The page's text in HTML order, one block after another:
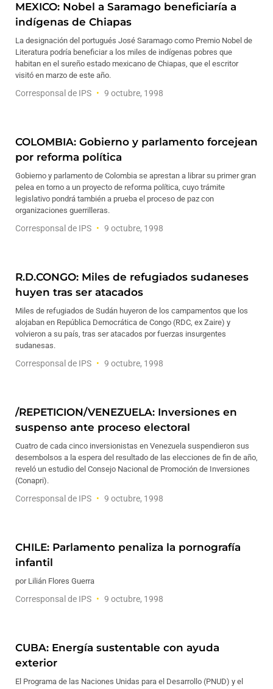
MEXICO: Nobel a Saramago beneficiaría a
indígenas de Chiapas
La designación del portugués José Saramago como Premio Nobel de
Literatura podría beneficiar a los miles de indígenas pobres que
habitan en el sureño estado mexicano de Chiapas, que el escritor
visitó en marzo de este año.
Corresponsal de IPS 9 octubre, 1998
COLOMBIA: Gobierno y parlamento forcejean
por reforma política
Gobierno y parlamento de Colombia se aprestan a librar su primer gran
pelea en torno a un proyecto de reforma política, cuyo trámite
legislativo pondrá también a prueba el proceso de paz con
organizaciones guerrilleras.
Corresponsal de IPS 9 octubre, 1998
R.D.CONGO: Miles de refugiados sudaneses
huyen tras ser atacados
Miles de refugiados de Sudán huyeron de los campamentos que los
alojaban en República Democrática de Congo (RDC, ex Zaire) y
volvieron a su país, tras ser atacados por fuerzas insurgentes
sudanesas.
Corresponsal de IPS 9 octubre, 1998
/REPETICION/VENEZUELA: Inversiones en
suspenso ante proceso electoral
Cuatro de cada cinco inversionistas en Venezuela suspendieron sus
desembolsos a la espera del resultado de las elecciones de fin de año,
reveló un estudio del Consejo Nacional de Promoción de Inversiones
(Conapri).
Corresponsal de IPS 9 octubre, 1998
CHILE: Parlamento penaliza la pornografía
infantil
por Lilián Flores Guerra
Corresponsal de IPS 9 octubre, 1998
CUBA: Energía sustentable con ayuda
exterior
El Programa de las Naciones Unidas para el Desarrollo (PNUD) y el